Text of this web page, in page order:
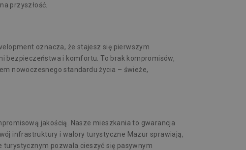
przyszłość.
oznacza, że stajesz się pierwszym
bezpieczeństwa i komfortu. To brak kompromisów,
nowoczesnego standardu życia – świeże,
jakością. Nasze mieszkania to gwarancja
infrastruktury i walory turystyczne Mazur sprawiają,
turystycznym pozwala cieszyć się pasywnym